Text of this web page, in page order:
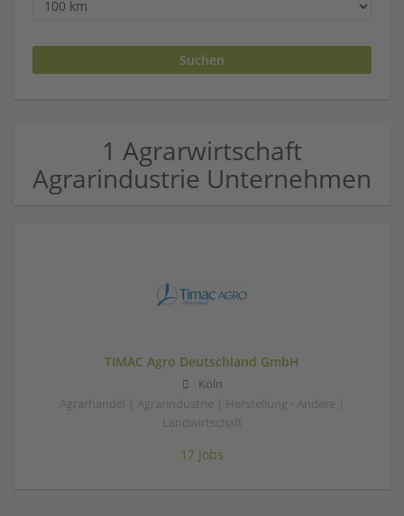
1 Agrarwirtschaft
Agrarindustrie Unternehmen
TIMAC Agro Deutschland GmbH
Köln
Agrarhandel | Agrarindustrie | Herstellung - Andere |
Landwirtschaft
17 Jobs